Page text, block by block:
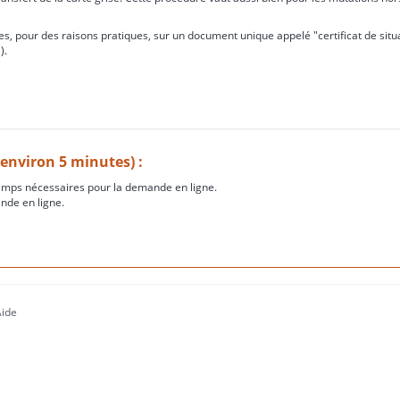
pour des raisons pratiques, sur un document unique appelé "certificat de
5 minutes) :
nécessaires pour la demande en ligne.
en ligne.